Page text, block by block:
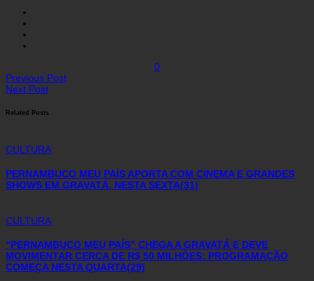
0
Previous Post
Next Post
Related Posts
CULTURA
PERNAMBUCO MEU PAÍS APORTA COM CINEMA E GRANDES
SHOWS EM GRAVATÁ, NESTA SEXTA(31)
CULTURA
“PERNAMBUCO MEU PAÍS” CHEGA A GRAVATÁ E DEVE
MOVIMENTAR CERCA DE R$ 50 MILHÕES: PROGRAMAÇÃO
COMEÇA NESTA QUARTA(29)